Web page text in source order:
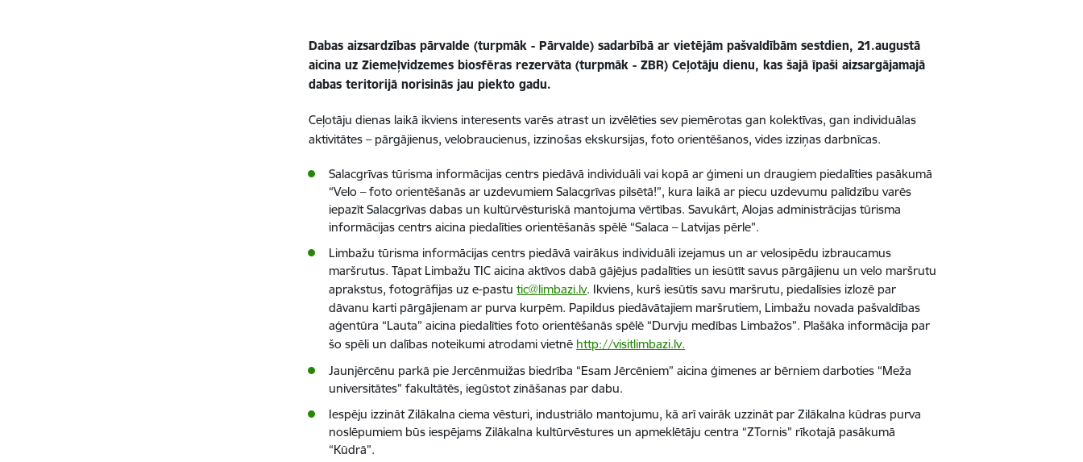
Dabas aizsardzības pārvalde (turpmāk - Pārvalde) sadarbībā ar vietējām pašvaldībām sestdien, 21.augustā
aicina uz Ziemeļvidzemes biosfēras rezervāta (turpmāk - ZBR) Ceļotāju dienu, kas šajā īpaši aizsargājamajā
dabas teritorijā norisinās jau piekto gadu.
Ceļotāju dienas laikā ikviens interesents varēs atrast un izvēlēties sev piemērotas gan kolektīvas, gan individuālas
aktivitātes – pārgājienus, velobraucienus, izzinošas ekskursijas, foto orientēšanos, vides izziņas darbnīcas.
Salacgrīvas tūrisma informācijas centrs piedāvā individuāli vai kopā ar ģimeni un draugiem piedalīties pasākumā
“Velo – foto orientēšanās ar uzdevumiem Salacgrīvas pilsētā!”, kura laikā ar piecu uzdevumu palīdzību varēs
iepazīt Salacgrīvas dabas un kultūrvēsturiskā mantojuma vērtības. Savukārt, Alojas administrācijas tūrisma
informācijas centrs aicina piedalīties orientēšanās spēlē “Salaca – Latvijas pērle”.
Limbažu tūrisma informācijas centrs piedāvā vairākus individuāli izejamus un ar velosipēdu izbraucamus
maršrutus. Tāpat Limbažu TIC aicina aktīvos dabā gājējus padalīties un iesūtīt savus pārgājienu un velo maršrutu
aprakstus, fotogrāfijas uz e-pastutic@limbazi.lv. Ikviens, kurš iesūtīs savu maršrutu, piedalīsies izlozē par
dāvanu karti pārgājienam ar purva kurpēm. Papildus piedāvātajiem maršrutiem, Limbažu novada pašvaldības
aģentūra “Lauta” aicina piedalīties foto orientēšanās spēlē “Durvju medības Limbažos”. Plašāka informācija par
šo spēli un dalības noteikumi atrodami vietnē http://visitlimbazi.lv.
Jaunjērcēnu parkā pie Jercēnmuižas biedrība “Esam Jērcēniem” aicina ģimenes ar bērniem darboties “Meža
universitātes” fakultātēs, iegūstot zināšanas par dabu.
Iespēju izzināt Zilākalna ciema vēsturi, industriālo mantojumu, kā arī vairāk uzzināt par Zilākalna kūdras purva
noslēpumiem būs iespējams Zilākalna kultūrvēstures un apmeklētāju centra “ZTornis” rīkotajā pasākumā
“Kūdrā”.